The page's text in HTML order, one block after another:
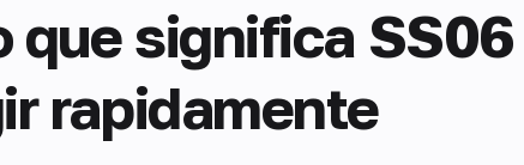
que significa
rapidamente